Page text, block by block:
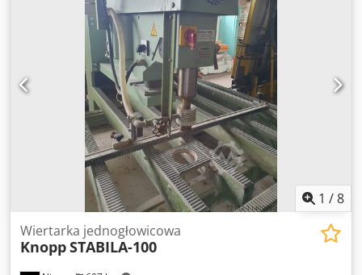
1 /8
Wiertarka jednogłowicowa
KnoppSTABILA-100